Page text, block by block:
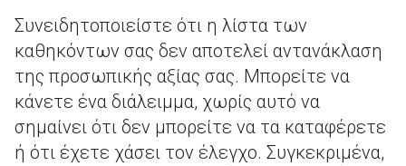
Συνειδητοποιείστε ότι η λίστα των
καθηκόντων σας δεν αποτελεί αντανάκλαση
της προσωπικής αξίας σας. Μπορείτε να
κάνετε ένα διάλειμμα, χωρίς αυτό να
σημαίνει ότι δεν μπορείτε να τα καταφέρετε
ή ότι έχετε χάσει τον έλεγχο. Συγκεκριμένα,